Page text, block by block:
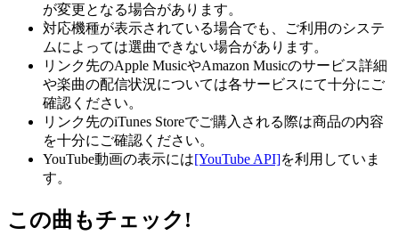
が変更となる場合があります。
対応機種が表示されている場合でも、ご利用のシステ
ムによっては選曲できない場合があります。
リンク先のApple MusicやAmazon Musicのサービス詳細
や楽曲の配信状況については各サービスにて十分にご
確認ください。
リンク先のiTunes Storeでご購入される際は商品の内容
を十分にご確認ください。
YouTube動画の表示には[YouTube API]を利用していま
す。
この曲もチェック!